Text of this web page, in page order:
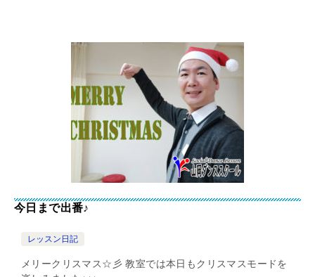
今日まで出番♪
レッスン日記
メリークリスマス☆彡 教室では本日もクリスマスモードを